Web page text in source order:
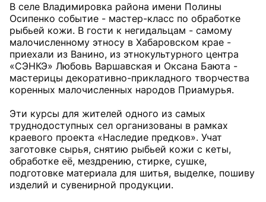
В селе Владимировка района имени Полины
Осипенко событие - мастер-класс по обработке
рыбьей кожи. В гости к негидальцам - самому
малочисленному этносу в Хабаровском крае -
приехали из Ванино, из этнокультурного центра
«СЭНКЭ» Любовь Варшавская и Оксана Баюта -
мастерицы декоративно-прикладного творчества
коренных малочисленных народов Приамурья.
Эти курсы для жителей одного из самых
труднодоступных сел организованы в рамках
краевого проекта «Наследие предков». Учат
заготовке сырья, снятию рыбьей кожи с кеты,
обработке её, мездрению, стирке, сушке,
подготовке материала для шитья, выделке, пошиву
изделий и сувенирной продукции.